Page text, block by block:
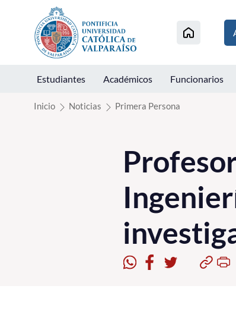
Click acá para ir directamente al contenido
Estudiantes Académicos Funcionarios
Inicio Noticias Primera Persona